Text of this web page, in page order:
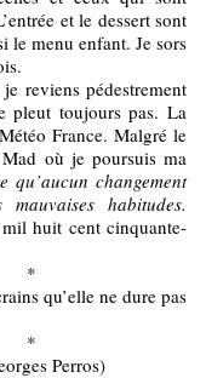
et le dessert sont
le menu enfant. Je sors
reviens pédestrement
pleut toujours pas. La
France. Malgré le
où je poursuis ma
qu’aucun changement
habitudes.
huit cent cinquante-
qu’elle ne dure pas
Perros)